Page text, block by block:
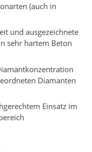
(auch in
und ausgezeichnete
sehr hartem Beton
Diamanten
Einsatz im